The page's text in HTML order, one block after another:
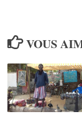
VOUS